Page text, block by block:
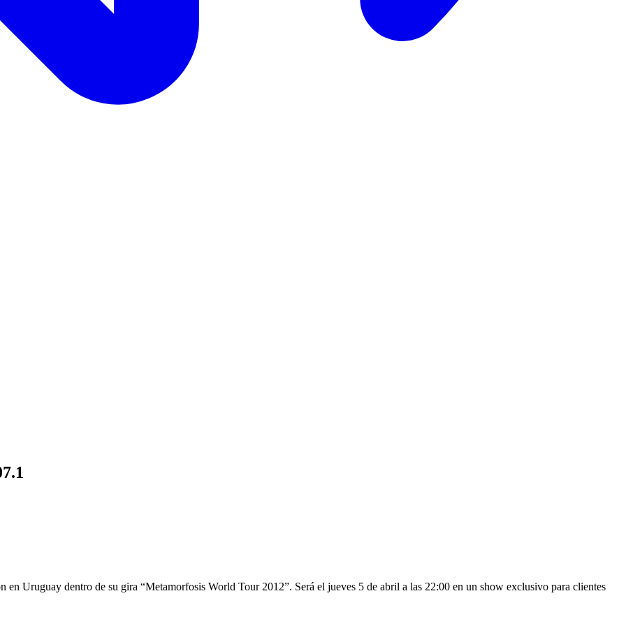
en Uruguay dentro de su gira “Metamorfosis World Tour 2012”. Será el jueves 5 de abril a las 22:00 en un show exclusivo para clientes